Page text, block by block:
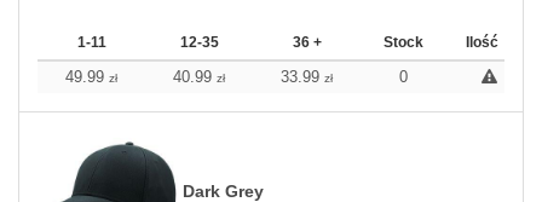
1-11 12-35 36 + Stock Ilość
49.99 zł 40.99 zł 33.99 zł 0
Dark Grey